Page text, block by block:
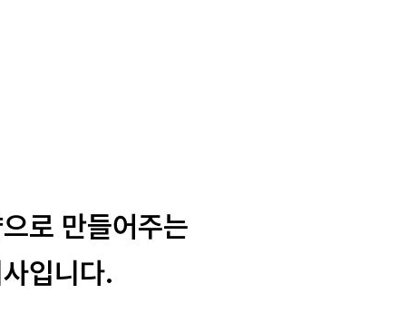
로 만들어주는
입니다.